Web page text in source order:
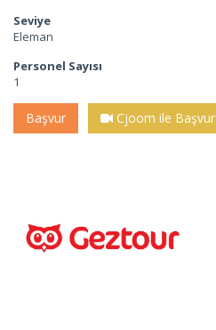
Seviye
Eleman
Personel Sayısı
1
Başvur Cjoom ile Başvur